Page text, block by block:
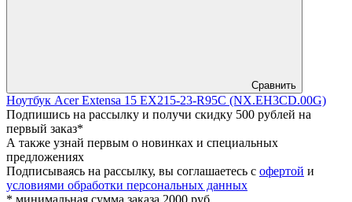
Сравнить
Ноутбук Acer Extensa 15 EX215-23-R95C (NX.EH3CD.00G)
Подпишись на рассылку и получи скидку 500 рублей на
первый заказ*
А также узнай первым о новинках и специальных
предложениях
Подписываясь на рассылку, вы соглашаетесь с офертой и
условиями обработки персональных данных
* минимальная сумма заказа 2000 руб.